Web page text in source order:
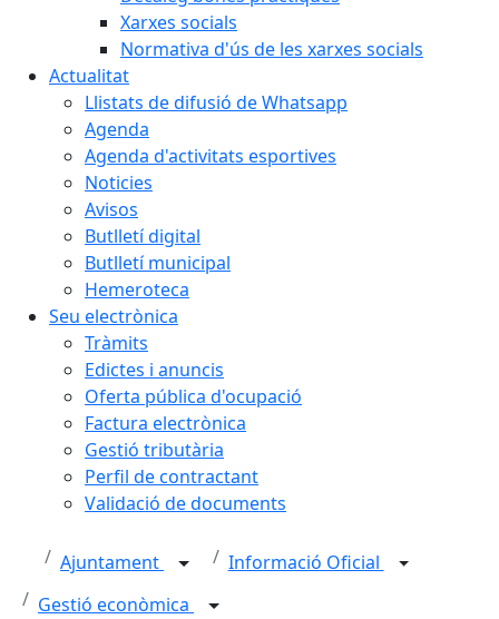
Xarxes socials
Normativa d'ús de les xarxes socials
Actualitat
Llistats de difusió de Whatsapp
Agenda
Agenda d'activitats esportives
Noticies
Avisos
Butlletí digital
Butlletí municipal
Hemeroteca
Seu electrònica
Tràmits
Edictes i anuncis
Oferta pública d'ocupació
Factura electrònica
Gestió tributària
Perfil de contractant
Validació de documents
Ajuntament
Informació Oficial
Gestió econòmica